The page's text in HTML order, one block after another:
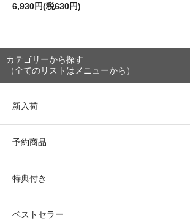
6,930円(税630円)
カテゴリーから探す
（全てのリストはメニューから）
新入荷
予約商品
特典付き
ベストセラー